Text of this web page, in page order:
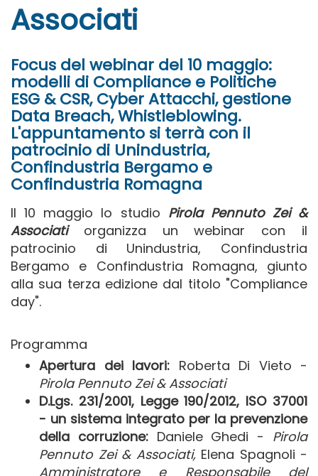
Associati
Focus del webinar del 10 maggio:
modelli di Compliance e Politiche
ESG & CSR, Cyber Attacchi, gestione
Data Breach, Whistleblowing.
L'appuntamento si terrà con il
patrocinio di Unindustria,
Confindustria Bergamo e
Confindustria Romagna
Il 10 maggio lo studio Pirola Pennuto Zei &
Associatiorganizza un webinar con il
patrocinio di Unindustria, Confindustria
Bergamo e Confindustria Romagna, giunto
alla sua terza edizione dal titolo "Compliance
day".
Programma
Apertura dei lavori: Roberta Di Vieto -
Pirola Pennuto Zei & Associati
D.Lgs. 231/2001, Legge 190/2012, ISO 37001
- un sistema integrato per la prevenzione
della corruzione:Daniele Ghedi - Pirola
Pennuto Zei & Associati, Elena Spagnoli -
Amministratore e Responsabile del